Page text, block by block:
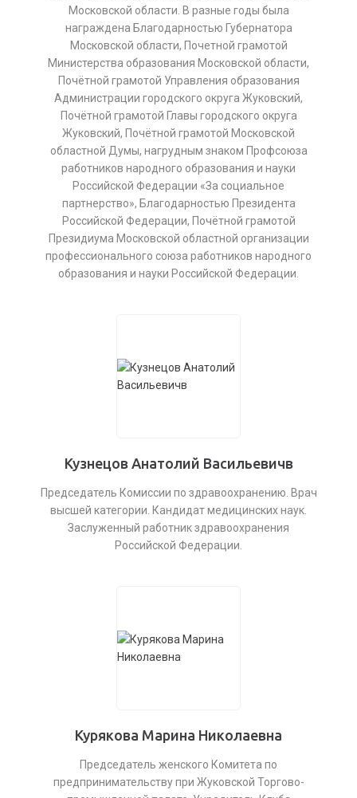
Московской области. В разные годы была
награждена Благодарностью Губернатора
Московской области, Почетной грамотой
Министерства образования Московской области,
Почётной грамотой Управления образования
Администрации городского округа Жуковский,
Почётной грамотой Главы городского округа
Жуковский, Почётной грамотой Московской
областной Думы, нагрудным знаком Профсоюза
работников народного образования и науки
Российской Федерации «За социальное
партнерство», Благодарностью Президента
Российской Федерации, Почётной грамотой
Президиума Московской областной организации
профессионального союза работников народного
образования и науки Российской Федерации.
Кузнецов Анатолий Васильевичв
Председатель Комиссии по здравоохранению. Врач
высшей категории. Кандидат медицинских наук.
Заслуженный работник здравоохранения
Российской Федерации.
Курякова Марина Николаевна
Председатель женского Комитета по
предпринимательству при Жуковской Торгово-